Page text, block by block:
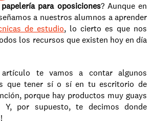
papelería para oposiciones
a nuestros alumnos a aprender
de estudio, lo cierto es que nos
los recursos que existen hoy en día
te vamos a contar algunos
que tener sí o sí en tu escritorio de
porque hay productos muy guays
Y, por supuesto, te decimos donde